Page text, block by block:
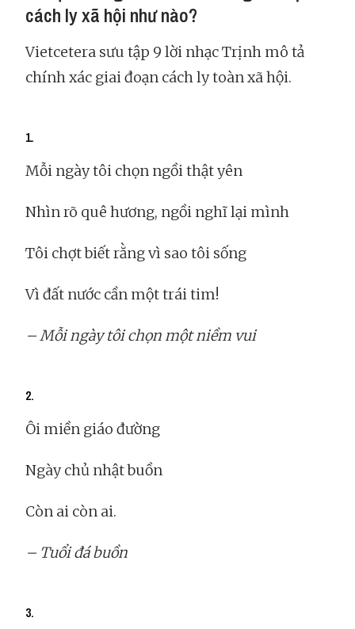
cách ly xã hội như nào?
Vietcetera sưu tập 9 lời nhạc Trịnh mô tả
chính xác giai đoạn cách ly toàn xã hội.
1.
Mỗi ngày tôi chọn ngồi thật yên
Nhìn rõ quê hương, ngồi nghĩ lại mình
Tôi chợt biết rằng vì sao tôi sống
Vì đất nước cần một trái tim!
– Mỗi ngày tôi chọn một niềm vui
2.
Ôi miền giáo đường
Ngày chủ nhật buồn
Còn ai còn ai.
– Tuổi đá buồn
3.